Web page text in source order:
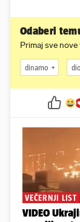
Odaberi
Primaj sve
dinamo